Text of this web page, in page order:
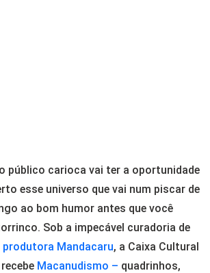
público carioca vai ter a oportunidade
esse universo que vai num piscar de
ao bom humor antes que você
Sob a impecável curadoria de
produtora Mandacaru, a Caixa Cultural
Macanudismo – quadrinhos,